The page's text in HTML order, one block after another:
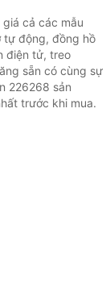
cả các mẫu
tự động, đồng hồ
điện tử, treo
sẵn có cùng sự
226268 sản
trước khi mua.